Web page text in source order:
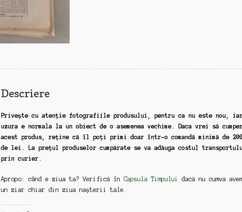
Descriere
Privește cu atenție fotografiile produsului, pentru ca nu este nou,
uzura e normala la un obiect de o asemenea vechime. Daca vrei să
acest produs, reține că îl poți primi doar într-o comandă minimă de
de lei. La prețul produselor cumpărate se va adăuga costul
prin curier.
Apropo: când e ziua ta? Verifică în Capsula Timpului
dacă nu cumva
un ziar chiar din ziua nașterii tale.